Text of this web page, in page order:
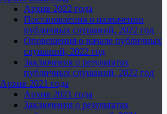
Архив 2022 года
Постановления о назначении
публичных слушаний, 2022 год
Оповещения о начале публичных
слушаний, 2022 год
Заключения о результатах
публичных слушаний, 2022 год
Архив 2021 года
Архив 2021 года
Заключения о результатах